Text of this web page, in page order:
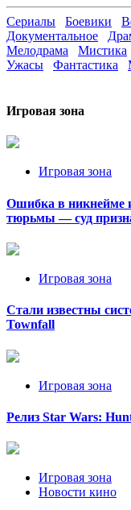
Сериалы Боевики
Документальное
Мелодрама
Мистика
Ужасы
Фантастика
Игровая зона
Игровая зона
Ошибка в никнейме
тюрьмы — суд
Игровая зона
Стали известны
Townfall
Игровая зона
Релиз Star Wars:
Игровая зона
Новости кино